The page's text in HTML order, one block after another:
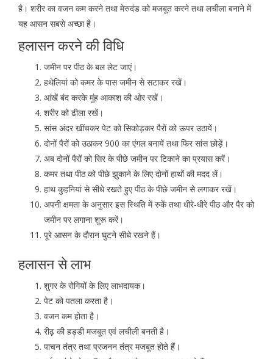
है। शरीर का वजन कम करने तथा मेरुदंड को मजबूत करने तथा लचीला बनाने में
यह आसन सबसे अच्छा है।
हलासन करने की विधि
जमीन पर पीठ के बल लेट जाएं।
हथेलियां को कमर के पास जमीन से सटाकर रखें।
आंखें बंद करके मुंह आकाश की ओर रखें।
शरीर को ढीला रखें।
सांस अंदर खींचकर पेट को सिकोड़कर पैरों को ऊपर उठायें।
दोनों पैरों को उठाकर 900 का एंगल बनायें तथा फिर सांस छोड़ें।
अब दोनों पैरों को सिर के पीछे जमीन पर टिकाने का प्रयास करें।
कमर तथा पीठ को पीछे झुकाने के लिए दोनों हाथों की मदद लें।
हाथ कुहनियां से सीधे रखते हुए पीठ के पीछे जमीन से लगाकर रखें।
अपनी क्षमता के अनुसार इस स्थिति में रुकें तथा धीरे-धीरे पीठ और पैर को
जमीन पर लगाना शुरू करें।
पूरे आसन के दौरान घुटने सीधे रखने हैं।
हलासन से लाभ
शुगर के रोगियों के लिए लाभदायक।
पेट को पतला करता है।
वजन कम होता है।
रीढ़ की हड्डी मजबूत एवं लचीली बनती है।
पाचन तंत्र तथा प्रजनन तंत्र मजबूत होते हैं।